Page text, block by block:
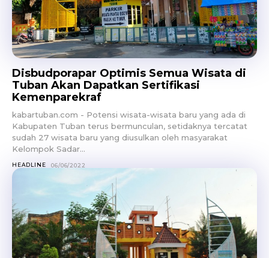
Disbudporapar Optimis Semua Wisata di
Tuban Akan Dapatkan Sertifikasi
Kemenparekraf
kabartuban.com - Potensi wisata-wisata baru yang ada di
Kabupaten Tuban terus bermunculan, setidaknya tercatat
sudah 27 wisata baru yang diusulkan oleh masyarakat
Kelompok Sadar...
HEADLINE 06/06/2022